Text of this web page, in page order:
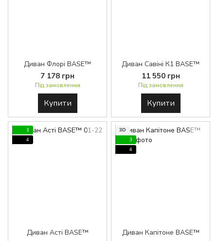
Диван Флорі BASE™
7 178 грн
Під замовлення
Купити
Диван Савіні К1 BASE™
11 550 грн
Під замовлення
Купити
3
4
Диван Асті BASE™
3D
3
4
Диван Капітоне BASE™